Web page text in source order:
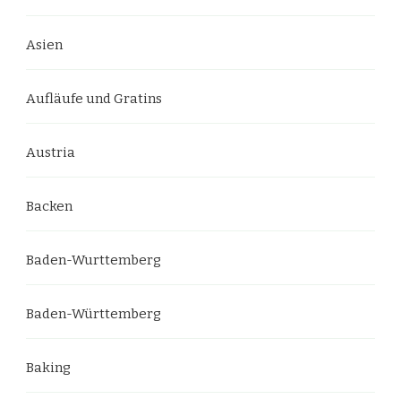
Asien
Aufläufe und Gratins
Austria
Backen
Baden-Wurttemberg
Baden-Württemberg
Baking